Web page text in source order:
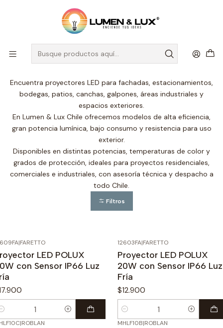
DESPACHO A TODO CHILE
Iluminación Técnica Proyectores LED
Proyectores LED
Encuentra proyectores LED para fachadas, estacionamientos,
bodegas, patios, canchas, galpones, áreas industriales y
espacios exteriores.
En Lumen & Lux Chile ofrecemos modelos de alta eficiencia,
gran potencia lumínica, bajo consumo y resistencia para uso
exterior.
Disponibles en distintas potencias, temperaturas de color y
grados de protección, ideales para proyectos residenciales,
comerciales e industriales, con asesoría técnica y despacho a
todo Chile.
Filtros
|FARETTO
LED POLUX
con Sensor IP66 Luz
12603FA|FARETTO
Proyector LED POLUX
20W con Sensor IP66 Luz
Fría
$12.900
Cantidad
|ROBLAN MHLF10B|ROBLAN